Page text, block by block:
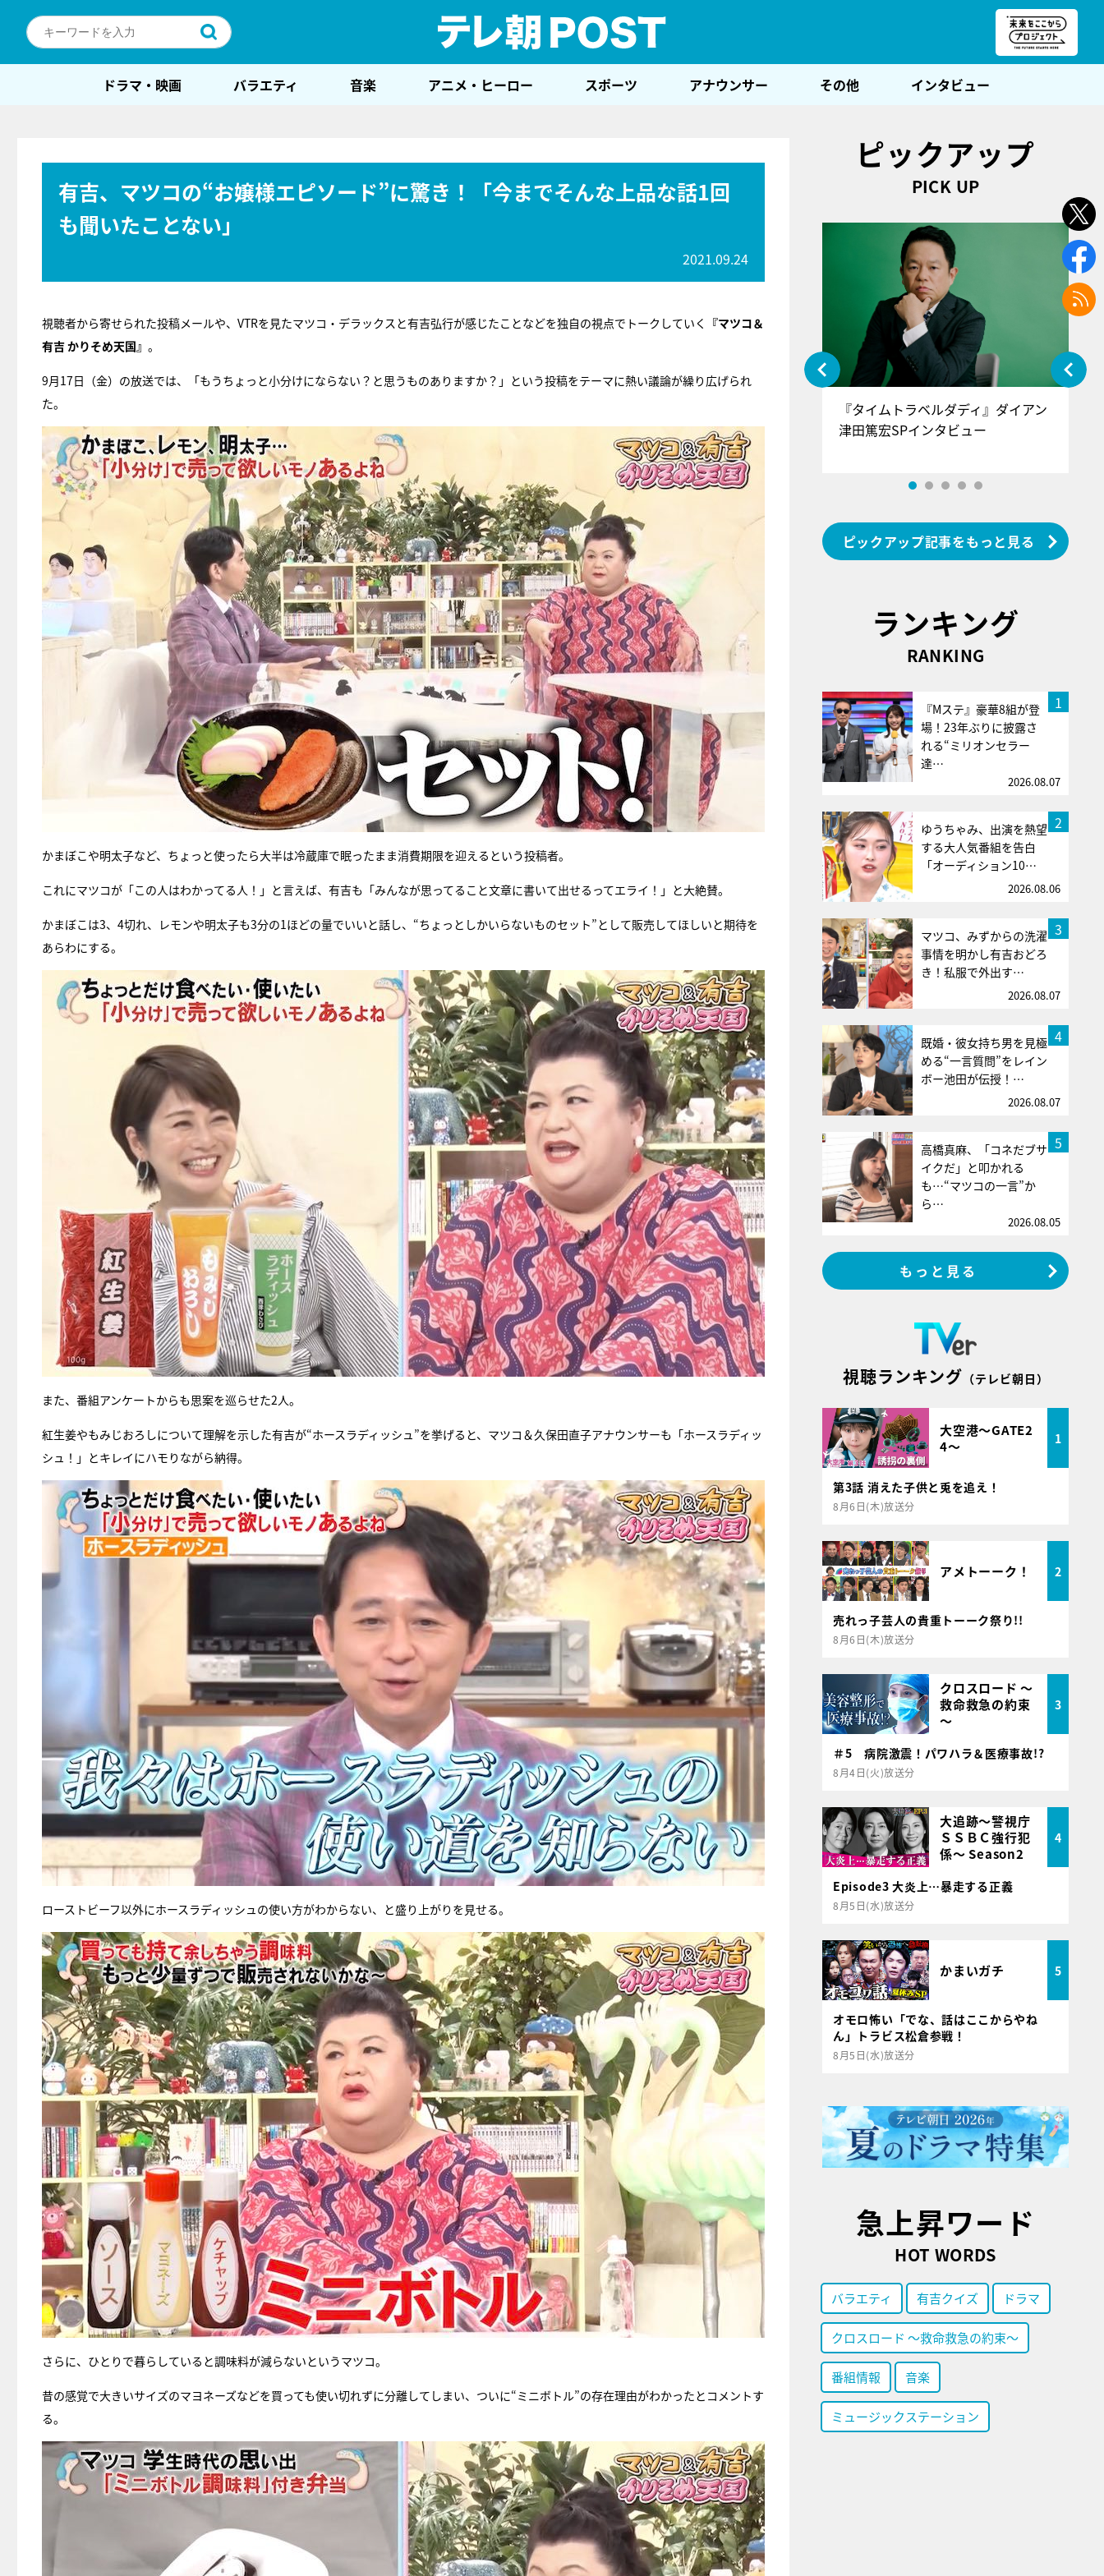
ドラマ・映画 バラエティ 音楽 アニメ・ヒーロー スポーツ アナウンサー その他 インタビュー
有吉、マツコの“お嬢様エピソード”に驚き！「今までそんな上品な話1回
も聞いたことない」
2021.09.24
視聴者から寄せられた投稿メールや、VTRを見たマツコ・デラックスと有吉弘行が感じたことなどを独自の視点でトークしていく 『マツコ＆
有吉 かりそめ天国』 。
9月17日（金）の放送では、「もうちょっと小分けにならない？と思うものありますか？」という投稿をテーマに熱い議論が繰り広げられ
た。
かまぼこや明太子など、ちょっと使ったら大半は冷蔵庫で眠ったまま消費期限を迎えるという投稿者。
これにマツコが「この人はわかってる人！」と言えば、有吉も「みんなが思ってること文章に書いて出せるってエライ！」と大絶賛。
かまぼこは3、4切れ、レモンや明太子も3分の1ほどの量でいいと話し、“ちょっとしかいらないものセット”として販売してほしいと期待を
あらわにする。
また、番組アンケートからも思案を巡らせた2人。
紅生姜やもみじおろしについて理解を示した有吉が“ホースラディッシュ”を挙げると、マツコ＆久保田直子アナウンサーも「ホースラディッ
シュ！」とキレイにハモりながら納得。
ローストビーフ以外にホースラディッシュの使い方がわからない、と盛り上がりを見せる。
さらに、ひとりで暮らしていると調味料が減らないというマツコ。
昔の感覚で大きいサイズのマヨネーズなどを買っても使い切れずに分離してしまい、ついに“ミニボトル”の存在理由がわかったとコメントす
る。
ピックアップ
PICK UP
E齋藤樹愛羅＆佐々木舞香SPインタ
ビュー
『タイムトラベルダディ』ダイアン
津田篤宏SPインタビュー
ピックアップ記事をもっと見る
ランキング
RANKING
1
『Mステ』豪華8組が登
場！23年ぶりに披露さ
れる“ミリオンセラー
達…
2026.08.07
2
ゆうちゃみ、出演を熱望
する大人気番組を告白
「オーディション10…
2026.08.06
3
マツコ、みずからの洗濯
事情を明かし有吉おどろ
き！私服で外出す…
2026.08.07
4
既婚・彼女持ち男を見極
める“一言質問”をレイン
ボー池田が伝授！…
2026.08.07
5
高橋真麻、「コネだブサ
イクだ」と叩かれる
も…“マツコの一言”か
ら…
2026.08.05
もっと見る
視聴ランキング （テレビ朝日）
大空港～GATE2
4～
1
第3話 消えた子供と兎を追え！
8月6日(木)放送分
アメトーーク！ 2
売れっ子芸人の貴重トーーク祭り!!
8月6日(木)放送分
クロスロード ～
救命救急の約束
～
3
＃5 病院激震！パワハラ＆医療事故!?
8月4日(火)放送分
大追跡～警視庁
ＳＳＢＣ強行犯
係～ Season2
4
Episode3 大炎上…暴走する正義
8月5日(水)放送分
かまいガチ 5
オモロ怖い「でな、話はここからやね
ん」トラビス松倉参戦！
8月5日(水)放送分
急上昇ワード
HOT WORDS
バラエティ 有吉クイズ ドラマ
クロスロード ～救命救急の約束～
番組情報 音楽
ミュージックステーション